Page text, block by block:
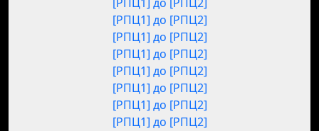
[РПЦ1] до [РПЦ2]
[РПЦ1] до [РПЦ2]
[РПЦ1] до [РПЦ2]
[РПЦ1] до [РПЦ2]
[РПЦ1] до [РПЦ2]
[РПЦ1] до [РПЦ2]
[РПЦ1] до [РПЦ2]